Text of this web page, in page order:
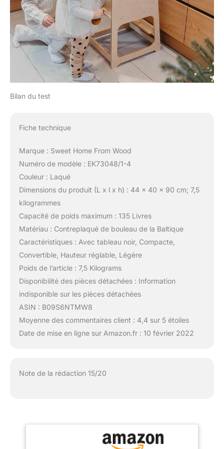
Bilan du test
Fiche technique
Marque : Sweet Home From Wood
Numéro de modèle : EK73048/1-4
Couleur : Laqué
Dimensions du produit (L x l x h) : 44 x 40 x 90 cm; 7,5
kilogrammes
Capacité de poids maximum : 135 Livres
Matériau : Contreplaqué de bouleau de la Baltique
Caractéristiques : Avec tableau noir, Compacte,
Convertible, Hauteur réglable, Légère
Poids de l’article : 7,5 Kilograms
Disponibilité des pièces détachées : Information
indisponible sur les pièces détachées
ASIN : B09S6NTMW8
Moyenne des commentaires client : 4,4 sur 5 étoiles
Date de mise en ligne sur Amazon.fr : 10 février 2022
Note de la rédaction 15/20